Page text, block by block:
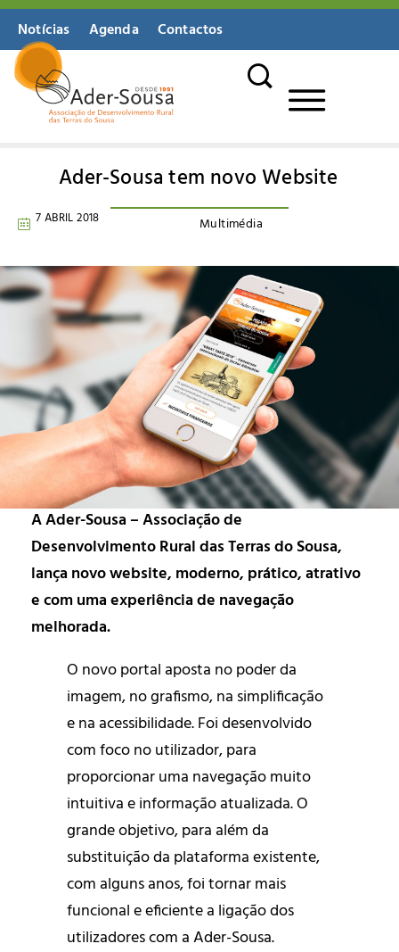
Notícias Agenda Contactos
Ader-Sousa tem novo Website
7 ABRIL 2018 Multimédia
A Ader-Sousa – Associação de
Desenvolvimento Rural das Terras do Sousa,
lança novo website, moderno, prático, atrativo
e com uma experiência de navegação
melhorada.
O novo portal aposta no poder da
imagem, no grafismo, na simplificação
e na acessibilidade. Foi desenvolvido
com foco no utilizador, para
proporcionar uma navegação muito
intuitiva e informação atualizada. O
grande objetivo, para além da
substituição da plataforma existente,
com alguns anos, foi tornar mais
funcional e eficiente a ligação dos
utilizadores com a Ader-Sousa.